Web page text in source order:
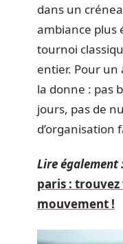
dans un
ambiance plus
tournoi
entier. Pour
la donne : pas
jours, pas de
d’organisation
Lire également
paris :
mouvement !